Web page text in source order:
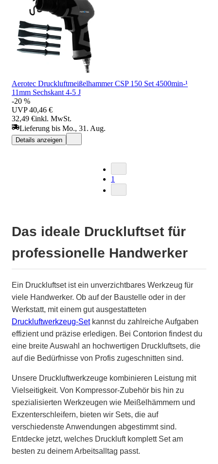
Aerotec Druckluftmeißelhammer CSP 150 Set 4500min-¹
11mm Sechskant 4-5 J
-20 %
UVP 40,46 €
32,49 €inkl. MwSt.
Lieferung bis Mo., 31. Aug.
Details anzeigen
1
Das ideale Druckluftset für
professionelle Handwerker
Ein Druckluftset ist ein unverzichtbares Werkzeug für
viele Handwerker. Ob auf der Baustelle oder in der
Werkstatt, mit einem gut ausgestatteten
Druckluftwerkzeug-Setkannst du zahlreiche Aufgaben
effizient und präzise erledigen. Bei Contorion findest du
eine breite Auswahl an hochwertigen Druckluftsets, die
auf die Bedürfnisse von Profis zugeschnitten sind.
Unsere Druckluftwerkzeuge kombinieren Leistung mit
Vielseitigkeit. Von Kompressor-Zubehör bis hin zu
spezialisierten Werkzeugen wie Meißelhämmern und
Exzenterschleifern, bieten wir Sets, die auf
verschiedenste Anwendungen abgestimmt sind.
Entdecke jetzt, welches Druckluft komplett Set am
besten zu deinem Arbeitsalltag passt.